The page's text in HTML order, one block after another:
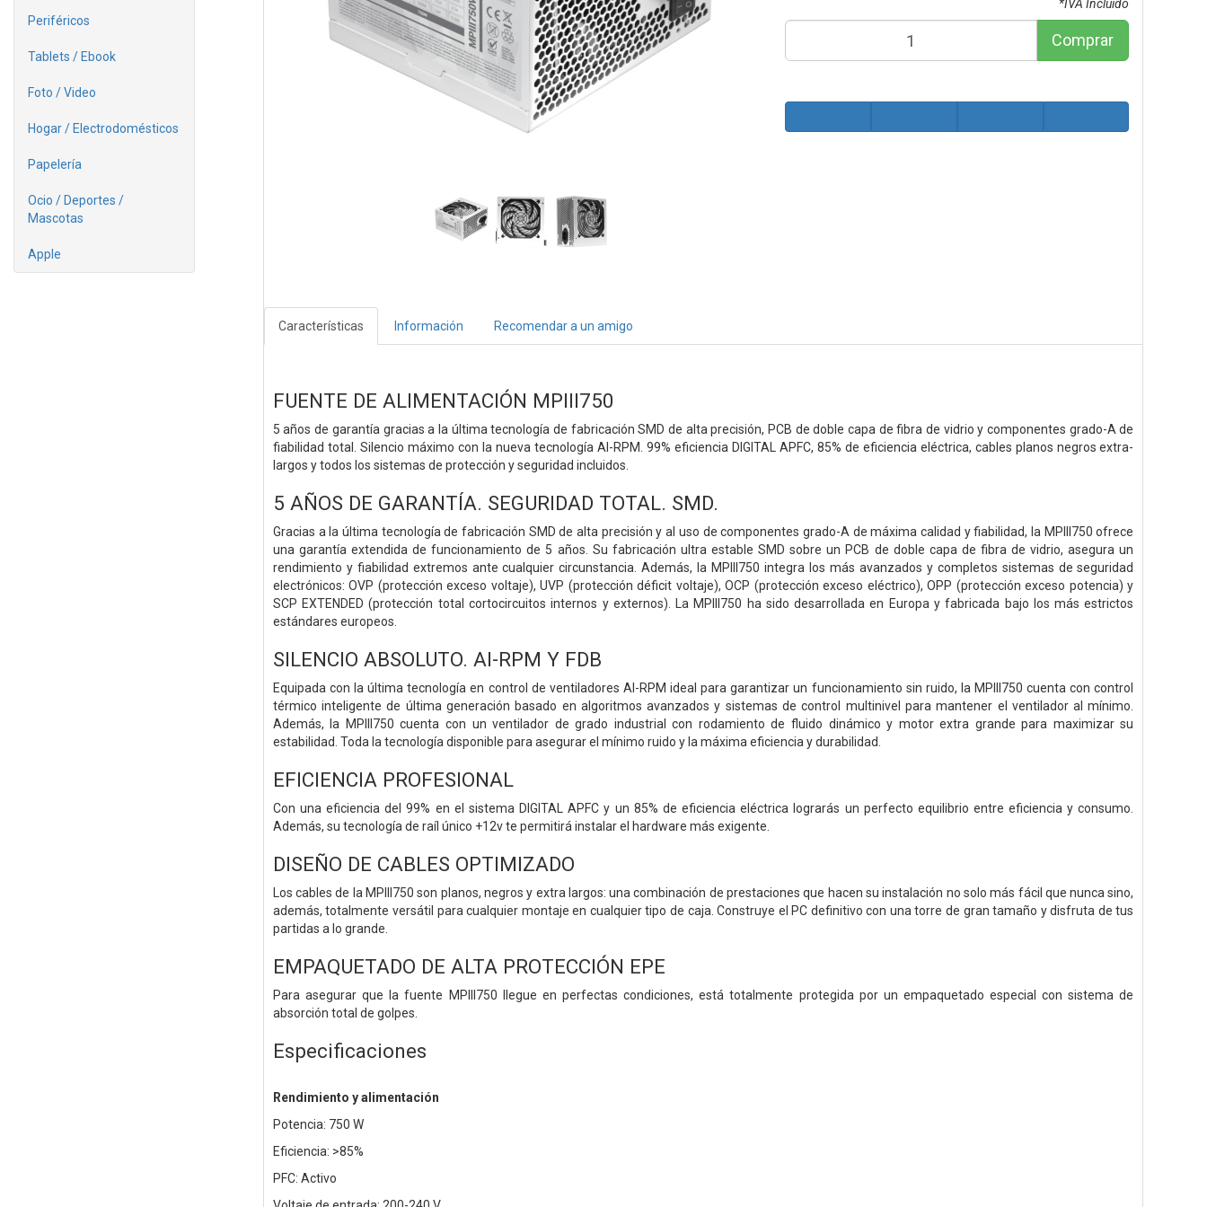
Periféricos
Tablets / Ebook
Foto / Video
Hogar / Electrodomésticos
Papelería
Ocio / Deportes /
Mascotas
Apple
*IVA Incluido
Comprar
Características Información Recomendar a un amigo
FUENTE DE ALIMENTACIÓN MPIII750
5 años de garantía gracias a la última tecnología de fabricación SMD de alta precisión, PCB de doble capa de fibra de vidrio y componentes grado-A de
fiabilidad total. Silencio máximo con la nueva tecnología AI-RPM. 99% eficiencia DIGITAL APFC, 85% de eficiencia eléctrica, cables planos negros extra-
largos y todos los sistemas de protección y seguridad incluidos.
5 AÑOS DE GARANTÍA. SEGURIDAD TOTAL. SMD.
Gracias a la última tecnología de fabricación SMD de alta precisión y al uso de componentes grado-A de máxima calidad y fiabilidad, la MPIII750 ofrece
una garantía extendida de funcionamiento de 5 años. Su fabricación ultra estable SMD sobre un PCB de doble capa de fibra de vidrio, asegura un
rendimiento y fiabilidad extremos ante cualquier circunstancia. Además, la MPIII750 integra los más avanzados y completos sistemas de seguridad
electrónicos: OVP (protección exceso voltaje), UVP (protección déficit voltaje), OCP (protección exceso eléctrico), OPP (protección exceso potencia) y
SCP EXTENDED (protección total cortocircuitos internos y externos). La MPIII750 ha sido desarrollada en Europa y fabricada bajo los más estrictos
estándares europeos.
SILENCIO ABSOLUTO. AI-RPM Y FDB
Equipada con la última tecnología en control de ventiladores AI-RPM ideal para garantizar un funcionamiento sin ruido, la MPIII750 cuenta con control
térmico inteligente de última generación basado en algoritmos avanzados y sistemas de control multinivel para mantener el ventilador al mínimo.
Además, la MPIII750 cuenta con un ventilador de grado industrial con rodamiento de fluido dinámico y motor extra grande para maximizar su
estabilidad. Toda la tecnología disponible para asegurar el mínimo ruido y la máxima eficiencia y durabilidad.
EFICIENCIA PROFESIONAL
Con una eficiencia del 99% en el sistema DIGITAL APFC y un 85% de eficiencia eléctrica lograrás un perfecto equilibrio entre eficiencia y consumo.
Además, su tecnología de raíl único +12v te permitirá instalar el hardware más exigente.
DISEÑO DE CABLES OPTIMIZADO
Los cables de la MPIII750 son planos, negros y extra largos: una combinación de prestaciones que hacen su instalación no solo más fácil que nunca sino,
además, totalmente versátil para cualquier montaje en cualquier tipo de caja. Construye el PC definitivo con una torre de gran tamaño y disfruta de tus
partidas a lo grande.
EMPAQUETADO DE ALTA PROTECCIÓN EPE
Para asegurar que la fuente MPIII750 llegue en perfectas condiciones, está totalmente protegida por un empaquetado especial con sistema de
absorción total de golpes.
Especificaciones
Rendimiento y alimentación
Potencia: 750 W
Eficiencia: >85%
PFC: Activo